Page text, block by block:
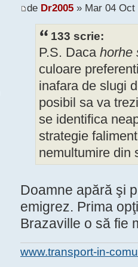
de Dr2005» Mar 04 Oct
133 scrie:
P.S. Daca horhe
culoare
inafara de slugi
posibil sa va
se identifica
strategie
nemultumire din
Doamne apără şi
emigrez. Prima
Brazaville o să fie
www.transport-in-